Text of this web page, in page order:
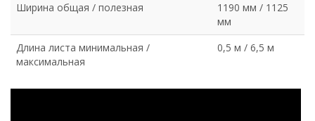
Ширина общая / полезная
1190 мм / 1125
мм
Длина листа минимальная /
максимальная
0,5 м / 6,5 м